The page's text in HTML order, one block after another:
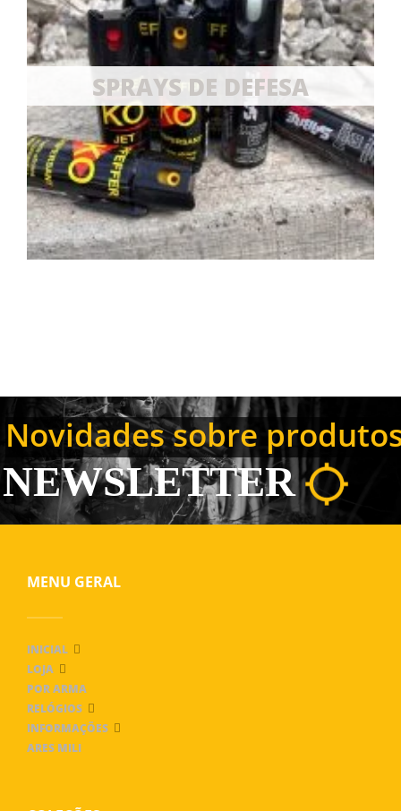
SPRAYS DE DEFESA
Novidades sobre
NEWSLETTER
MENU GERAL
INICIAL
LOJA
POR ARMA
RELÓGIOS
INFORMAÇÕES
ARES MILI